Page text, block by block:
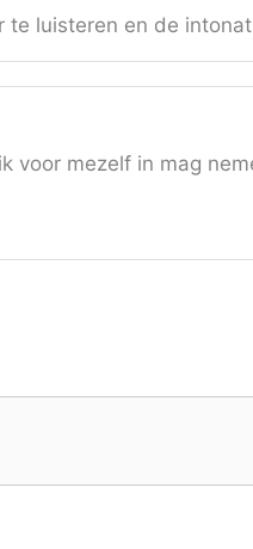
te luisteren en de
voor mezelf in mag